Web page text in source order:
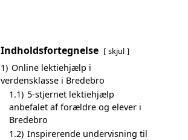
Indholdsfortegnelse skjul
1) Online lektiehjælp i
verdensklasse i Bredebro
1.1) 5-stjernet lektiehjælp
anbefalet af forældre og elever i
Bredebro
1.2) Inspirerende undervisning til